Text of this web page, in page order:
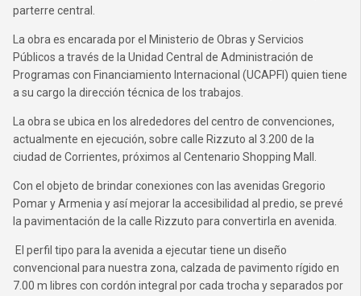
parterre central.
La obra es encarada por el Ministerio de Obras y Servicios
Públicos a través de la Unidad Central de Administración de
Programas con Financiamiento Internacional (UCAPFI) quien tiene
a su cargo la dirección técnica de los trabajos.
La obra se ubica en los alrededores del centro de convenciones,
actualmente en ejecución, sobre calle Rizzuto al 3.200 de la
ciudad de Corrientes, próximos al Centenario Shopping Mall.
Con el objeto de brindar conexiones con las avenidas Gregorio
Pomar y Armenia y así mejorar la accesibilidad al predio, se prevé
la pavimentación de la calle Rizzuto para convertirla en avenida.
El perfil tipo para la avenida a ejecutar tiene un diseño
convencional para nuestra zona, calzada de pavimento rígido en
7.00 m libres con cordón integral por cada trocha y separados por